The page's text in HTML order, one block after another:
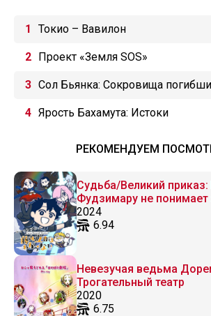
Токио – Вавилон
Проект «Земля SOS»
Сол Бьянка: Сокровища
Ярость Бахамута: Истоки
РЕКОМЕНДУЕМ
Судьба/Великий приказ:
Фудзимару не понимает
2024
6.94
Невезучая ведьма
Трогательный театр
2020
6.75